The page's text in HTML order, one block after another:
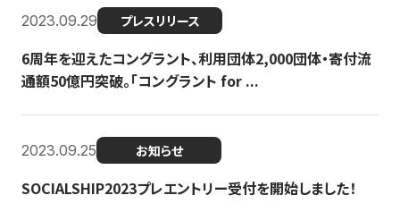
2023.09.29 プレスリリース
6周年を迎えたコングラント、利用団体2,000団体・寄付流
通額50億円突破。「コングラント for ...
2023.09.25 お知らせ
SOCIALSHIP2023プレエントリー受付を開始しました！